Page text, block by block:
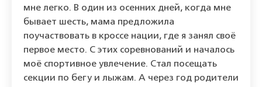
мне легко. В один из осенних дней, когда мне
бывает шесть, мама предложила
поучаствовать в кроссе нации, где я занял своё
первое место. С этих соревнований и началось
моё спортивное увлечение. Стал посещать
секции по бегу и лыжам. А через год родители